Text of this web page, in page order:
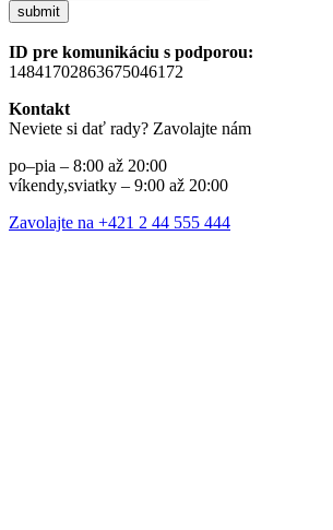
submit
ID pre komunikáciu s podporou:
14841702863675046172
Kontakt
Neviete si dať rady? Zavolajte nám
po–pia – 8:00 až 20:00
víkendy,sviatky – 9:00 až 20:00
Zavolajte na +421 2 44 555 444